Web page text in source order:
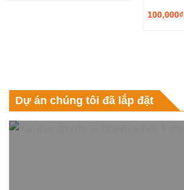
100,000₫
Dự án chúng tôi đã lắp đặt